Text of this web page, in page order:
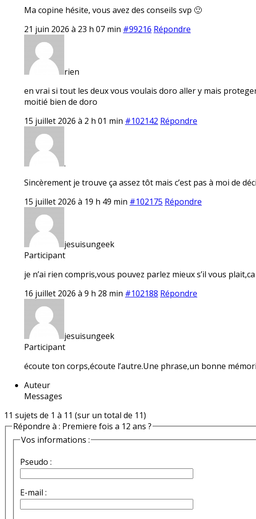
Ma copine hésite, vous avez des conseils svp 🙂
21 juin 2026 à 23 h 07 min #99216 Répondre
rien
en vrai si tout les deux vous voulais doro aller y mais
moitié bien de doro
15 juillet 2026 à 2 h 01 min #102142 Répondre
.
Sincèrement je trouve ça assez tôt mais c’est pas à moi de
15 juillet 2026 à 19 h 49 min #102175 Répondre
jesuisungeek
Participant
je n’ai rien compris,vous pouvez parlez mieux s’il vous
16 juillet 2026 à 9 h 28 min #102188 Répondre
jesuisungeek
Participant
écoute ton corps,écoute l’autre.Une phrase,un bonne
Auteur
Messages
11 sujets de 1 à 11 (sur un total de 11)
Répondre à : Premiere fois a 12 ans ?
Vos informations :
Pseudo :
E-mail :